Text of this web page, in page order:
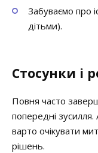
Забуваємо про
дітьми).
Стосунки і
Повня часто
попередні
варто очікувати
рішень.